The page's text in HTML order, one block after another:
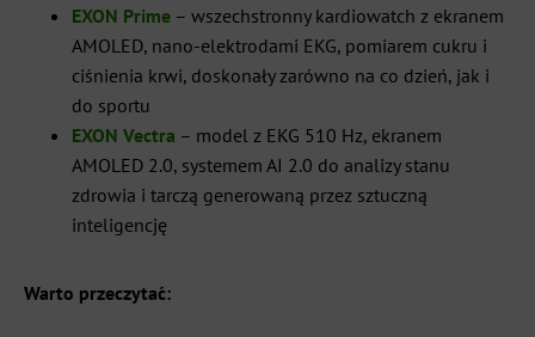
EXON Prime – wszechstronny kardiowatch z ekranem
AMOLED, nano-elektrodami EKG, pomiarem cukru i
ciśnienia krwi, doskonały zarówno na co dzień, jak i
do sportu
EXON Vectra – model z EKG 510 Hz, ekranem
AMOLED 2.0, systemem AI 2.0 do analizy stanu
zdrowia i tarczą generowaną przez sztuczną
inteligencję
Warto przeczytać: